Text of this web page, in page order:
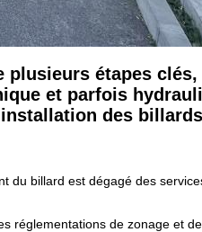
étapes clés,
et parfois
des
du billard est dégagé des
réglementations de zonage et